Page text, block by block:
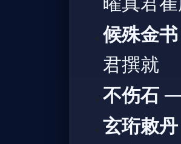
候殊金书
君撰就
不伤石 —
玄珩敕丹